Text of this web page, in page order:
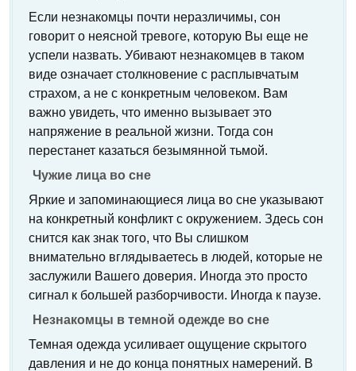
Если незнакомцы почти неразличимы, сон
говорит о неясной тревоге, которую Вы еще не
успели назвать. Убивают незнакомцев в таком
виде означает столкновение с расплывчатым
страхом, а не с конкретным человеком. Вам
важно увидеть, что именно вызывает это
напряжение в реальной жизни. Тогда сон
перестанет казаться безымянной тьмой.
Чужие лица во сне
Яркие и запоминающиеся лица во сне указывают
на конкретный конфликт с окружением. Здесь сон
снится как знак того, что Вы слишком
внимательно вглядываетесь в людей, которые не
заслужили Вашего доверия. Иногда это просто
сигнал к большей разборчивости. Иногда к паузе.
Незнакомцы в темной одежде во сне
Темная одежда усиливает ощущение скрытого
давления и не до конца понятных намерений. В